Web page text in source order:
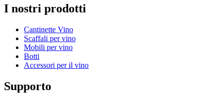
I nostri prodotti
Cantinette Vino
Scaffali per vino
Mobili per vino
Botti
Accessori per il vino
Supporto